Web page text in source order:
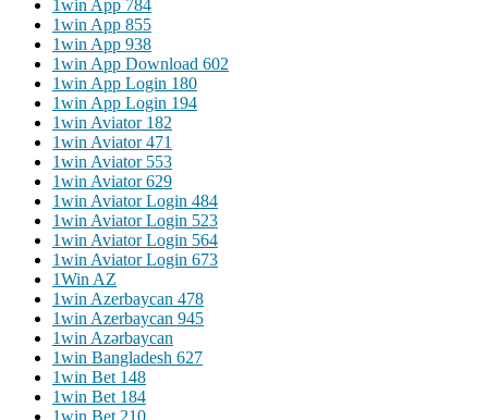
1win App 784
1win App 855
1win App 938
1win App Download 602
1win App Login 180
1win App Login 194
1win Aviator 182
1win Aviator 471
1win Aviator 553
1win Aviator 629
1win Aviator Login 484
1win Aviator Login 523
1win Aviator Login 564
1win Aviator Login 673
1Win AZ
1win Azerbaycan 478
1win Azerbaycan 945
1win Azərbaycan
1win Bangladesh 627
1win Bet 148
1win Bet 184
1win Bet 210